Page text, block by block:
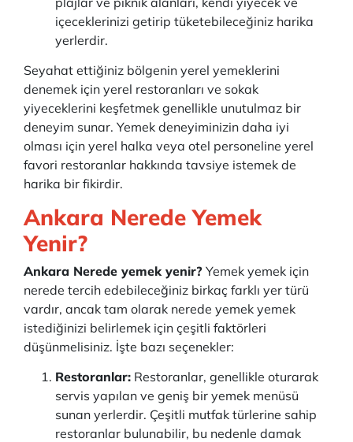
içeceklerinizi getirip tüketebileceğiniz harika
yerlerdir.
Seyahat ettiğiniz bölgenin yerel yemeklerini
denemek için yerel restoranları ve sokak
yiyeceklerini keşfetmek genellikle unutulmaz bir
deneyim sunar. Yemek deneyiminizin daha iyi
olması için yerel halka veya otel personeline yerel
favori restoranlar hakkında tavsiye istemek de
harika bir fikirdir.
Ankara Nerede Yemek
Yenir?
Ankara Nerede yemek yenir? Yemek yemek için
nerede tercih edebileceğiniz birkaç farklı yer türü
vardır, ancak tam olarak nerede yemek yemek
istediğinizi belirlemek için çeşitli faktörleri
düşünmelisiniz. İşte bazı seçenekler:
Restoranlar: Restoranlar, genellikle oturarak
servis yapılan ve geniş bir yemek menüsü
sunan yerlerdir. Çeşitli mutfak türlerine sahip
restoranlar bulunabilir, bu nedenle damak